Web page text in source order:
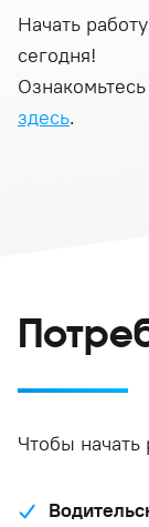
Начать
сегодня!
здесь.
Чтобы начать